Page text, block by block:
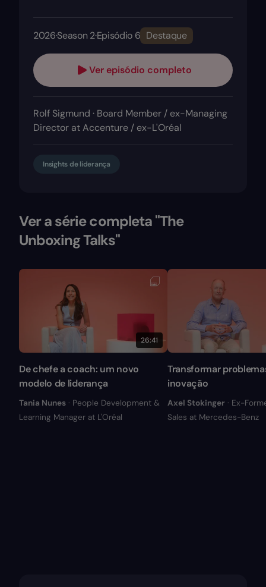
2026·Season 2·Episódio 6 Destaque
Ver episódio completo
Rolf Sigmund · Board Member / ex-Managing
Director at Accenture / ex-L'Oréal
Insights de liderança
Ver a série completa "The
Unboxing Talks"
26:41
De chefe a coach: um novo
modelo de liderança
Tania Nunes · People Development &
Learning Manager at L'Oréal
Transformar
inovação
Axel Stokinger · Ex-
Sales at Mercedes-Benz